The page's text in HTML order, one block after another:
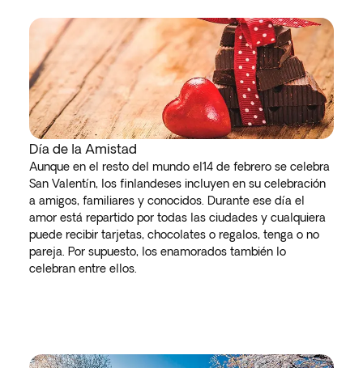
Día de la Amistad
Aunque en el resto del mundo el14 de febrero se celebra
San Valentín, los finlandeses incluyen en su celebración
a amigos, familiares y conocidos. Durante ese día el
amor está repartido por todas las ciudades y cualquiera
puede recibir tarjetas, chocolates o regalos, tenga o no
pareja. Por supuesto, los enamorados también lo
celebran entre ellos.